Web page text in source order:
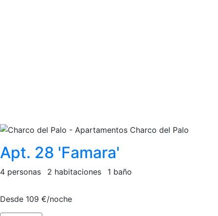
Apt. 28 'Famara'
4 personas 2 habitaciones 1 baño
Desde 109 €/noche